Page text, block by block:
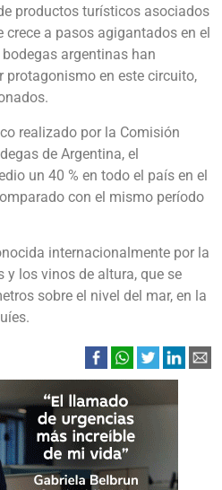
productos turísticos asociados
a pasos agigantados en el
argentinas han
protagonismo en este circuito,
realizado por la Comisión
de Argentina, el
un 40 % en todo el país en el
con el mismo período
internacionalmente por la
los vinos de altura, que se
sobre el nivel del mar, en la